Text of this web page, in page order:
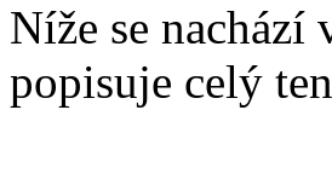
Níže se nachází
popisuje celý